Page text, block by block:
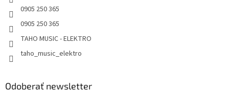
0905 250 365
0905 250 365
TAHO MUSIC - ELEKTRO
taho_music_elektro
Odoberať newsletter